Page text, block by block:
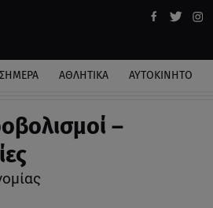
ΑΘΛΗΤΙΚΑ ΑΥΤΟΚΙΝΗΤΟ
–